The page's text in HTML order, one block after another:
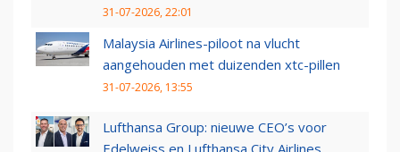
31-07-2026, 22:01
Malaysia Airlines-piloot na vlucht
aangehouden met duizenden xtc-pillen
31-07-2026, 13:55
Lufthansa Group: nieuwe CEO’s voor